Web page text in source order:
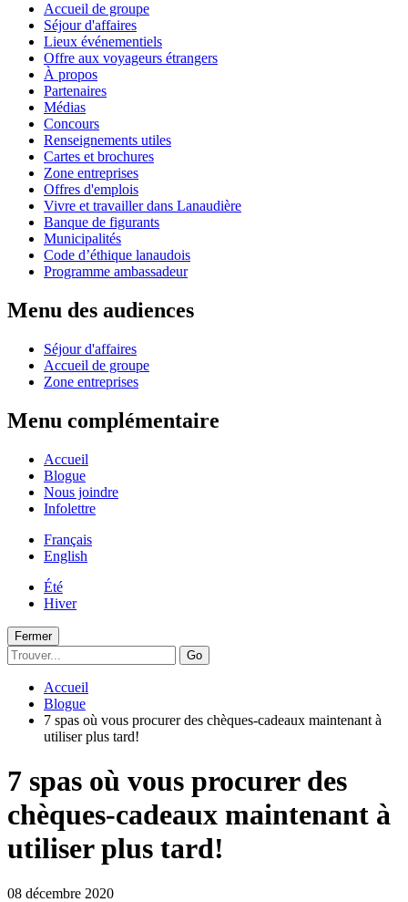
Accueil de groupe
Séjour d'affaires
Lieux événementiels
Offre aux voyageurs étrangers
À propos
Partenaires
Médias
Concours
Renseignements utiles
Cartes et brochures
Zone entreprises
Offres d'emplois
Vivre et travailler dans Lanaudière
Banque de figurants
Municipalités
Code d’éthique lanaudois
Programme ambassadeur
Menu des audiences
Séjour d'affaires
Accueil de groupe
Zone entreprises
Menu complémentaire
Accueil
Blogue
Nous joindre
Infolettre
Français
English
Été
Hiver
Fermer
Go
Accueil
Blogue
7 spas où vous procurer des chèques-cadeaux maintenant à
utiliser plus tard!
7 spas où vous procurer des
chèques-cadeaux maintenant à
utiliser plus tard!
08 décembre 2020